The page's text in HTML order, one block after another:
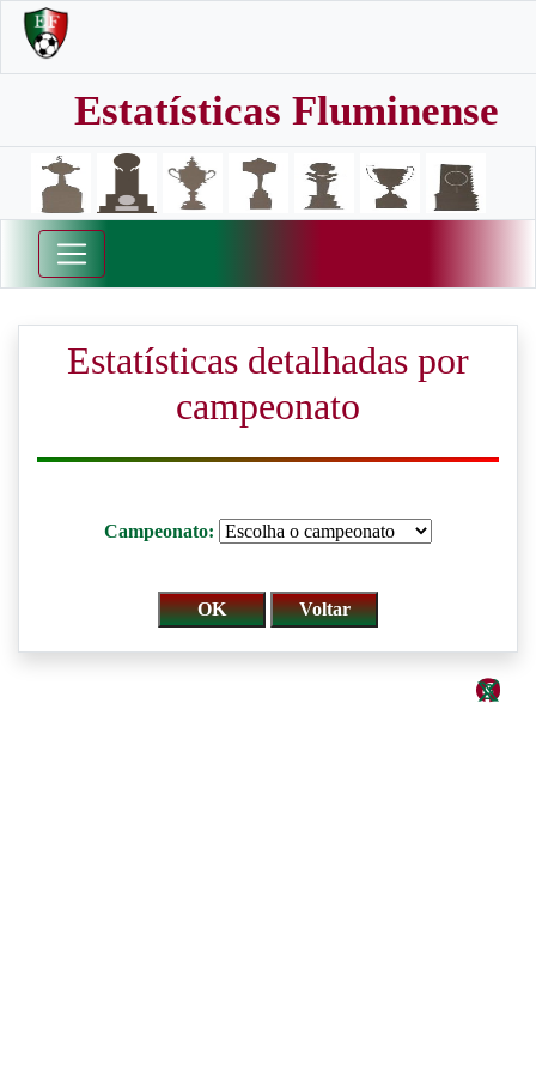
Estatísticas Fluminense
Estatísticas detalhadas por
campeonato
Campeonato: